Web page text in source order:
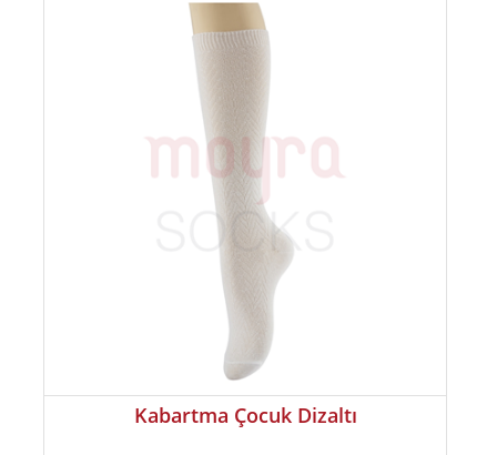
Kabartma Çocuk Dizaltı